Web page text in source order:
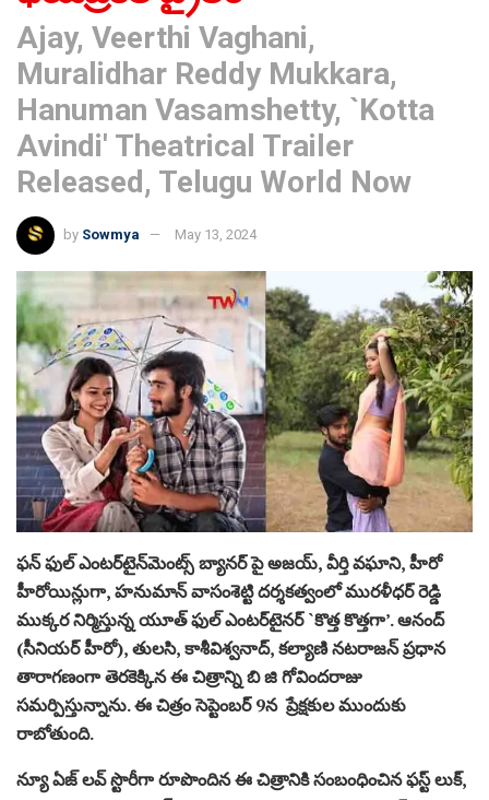
Ajay, Veerthi Vaghani,
Muralidhar Reddy Mukkara,
Hanuman Vasamshetty, `Kotta
Avindi' Theatrical Trailer
Released, Telugu World Now
by Sowmya May 13, 2024
ఫన్ ఫుల్ ఎంటర్‌టైన్‌మెంట్స్ బ్యానర్ పై అజయ్‌, వీర్తి వఘాని, హీరో
హీరోయిన్లుగా, హనుమాన్ వాసంశెట్టి ద‌ర్శక‌త్వంలో మురళీధర్ రెడ్డి
ముక్కర నిర్మిస్తున్న యూత్ ఫుల్ ఎంట‌ర్‌టైన‌ర్‌ `కొత్త కొత్తగా’. ఆనంద్
(సీనియర్ హీరో), తులసి, కాశీవిశ్వనాద్, కల్యాణి నటరాజన్ ప్రధాన
తారాగ‌ణంగా తెరకెక్కిన ఈ చిత్రాన్ని బి జి గోవిందరాజు
సమర్పిస్తున్నాను. ఈ చిత్రం సెప్టెంబర్ 9న ప్రేక్షకుల ముందుకు
రాబోతుంది.
న్యూ ఏజ్ లవ్ స్టొరీగా రూపొందిన ఈ చిత్రానికి సంబంధించిన ఫ‌స్ట్ లుక్‌,